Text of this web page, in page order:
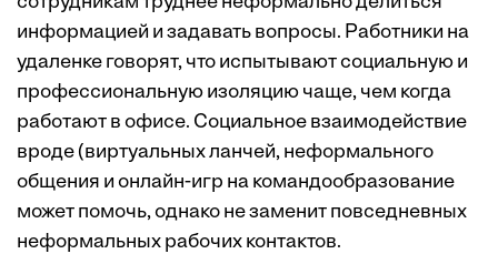
информацией и задавать вопросы. Работники на
удаленке говорят, что испытываютсоциальную и
профессиональную изоляцию чаще, чем когда
работают в офисе. Социальное взаимодействие
вроде (виртуальных ланчей, неформального
общения и онлайн-игр на командообразование
может помочь, однако не заменит повседневных
неформальных рабочих контактов.